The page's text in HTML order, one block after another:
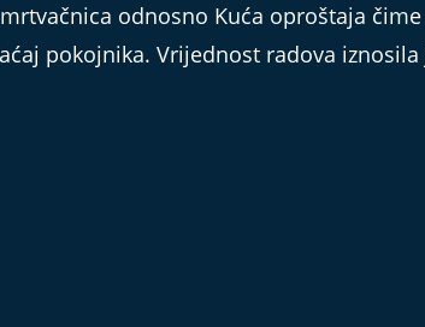
odnosno Kuća oproštaja
pokojnika. Vrijednost radova iznosila